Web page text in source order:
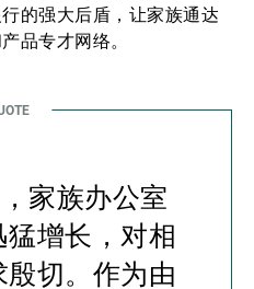
的强大后盾，让家族通达
品专才网络。
家族办公室
增长，对相
切。作为由